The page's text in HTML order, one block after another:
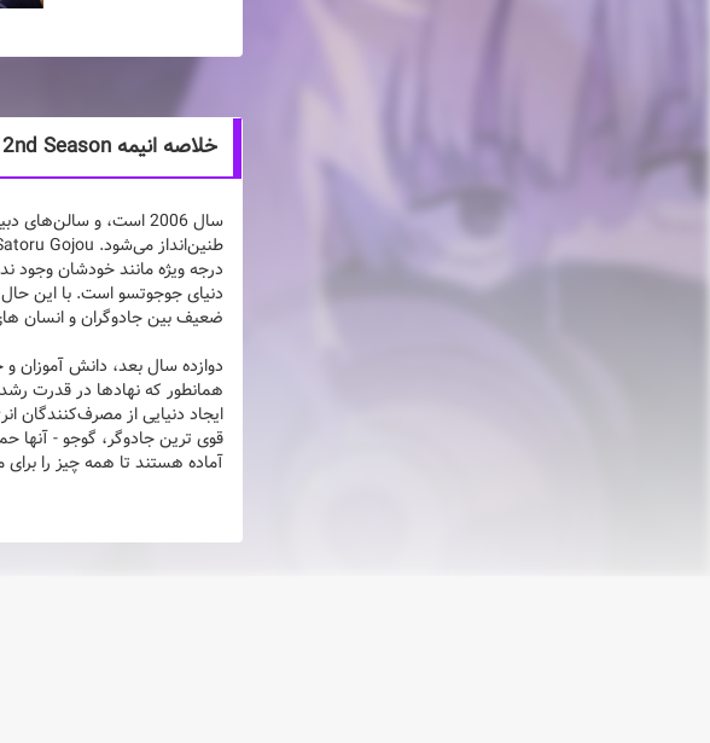
خلاصه انیمه Jujutsu Kaisen 2nd Season
سال 2006 است، و
درجه ویژه مانند خودشان وجود
دنیای جوجوتسو است. با این
ضعیف بین جادوگران و انسان
دوازده سال بعد، دانش آموزان
همانطور که نهادها در قدرت
ایجاد دنیایی از مصرف‌کنندگان
قوی ترین جادوگر، گوجو - آنها
آماده هستند تا همه چیز را برای